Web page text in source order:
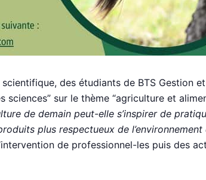
des étudiants de BTS Gestion
sciences” sur le thème “agriculture et
de demain peut-elle s’inspirer de
plus respectueux de l’environnement
de professionnel-les puis des